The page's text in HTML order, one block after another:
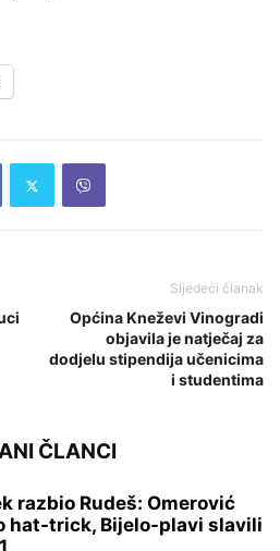
Sljedeći članak
Općina Kneževi Vinogradi
objavila je natječaj za
dodjelu stipendija učenicima
i studentima
ČLANCI
razbio Rudeš: Omerović
hat-trick, Bijelo-plavi slavili